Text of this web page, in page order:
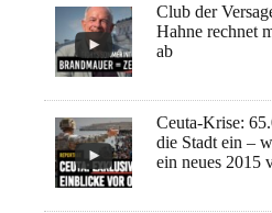
Club der
Hahne rechnet
ab
Ceuta-Krise:
die Stadt ein –
ein neues 2015